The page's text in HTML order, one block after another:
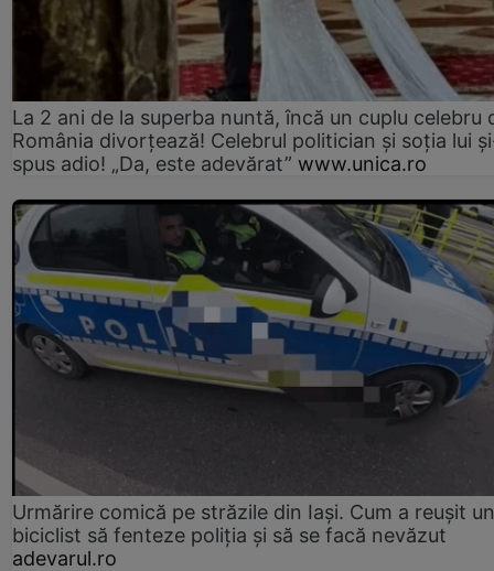
La 2 ani de la superba nuntă, încă un cuplu celebru
România divorțează! Celebrul politician și soția lui
spus adio! „Da, este adevărat” www.unica.ro
Urmărire comică pe străzile din Iași. Cum a reușit un
biciclist să fenteze poliția și să se facă nevăzut
adevarul.ro